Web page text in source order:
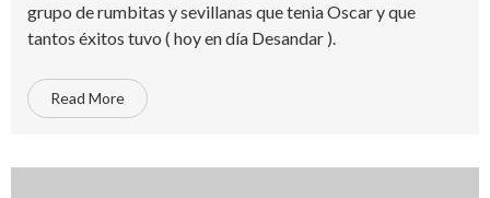
grupo de rumbitas y sevillanas que tenia Oscar y que
tantos éxitos tuvo ( hoy en día Desandar ).
Read More